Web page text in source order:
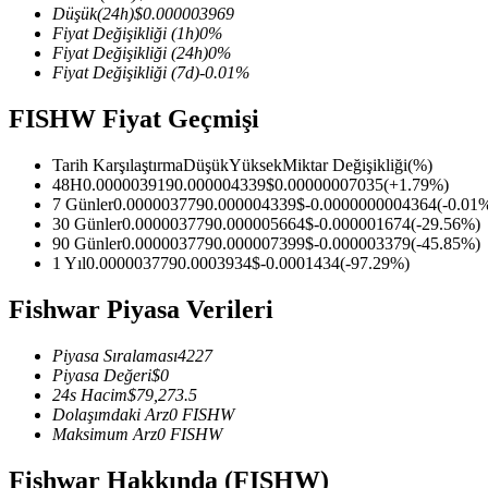
Kripto Para Vadeli İşlemleri
TradFi
Hisse senetleri, döviz, değerli metaller ve emtia türevleri
USDC Vadeli İşlemleri
Düşük(24h)$0.000003969
Fiyat Değişikliği (1h)0%
Fiyat Değişikliği (24h)0%
Fiyat Değişikliği (7d)-0.01%
FISHW Fiyat Geçmişi
Tarih KarşılaştırmaDüşükYüksekMiktar Değişikliği(%)
48H0.0000039190.000004339$0.00000007035(+1.79%)
7 Günler0.0000037790.000004339$-0.0000000004364(-0.01
30 Günler0.0000037790.000005664$-0.000001674(-29.56%)
90 Günler0.0000037790.000007399$-0.000003379(-45.85%)
1 Yıl0.0000037790.0003934$-0.0001434(-97.29%)
Fishwar Piyasa Verileri
Piyasa Sıralaması4227
Piyasa Değeri$0
24s Hacim$79,273.5
Dolaşımdaki Arz0 FISHW
Maksimum Arz0 FISHW
Fishwar Hakkında (FISHW)